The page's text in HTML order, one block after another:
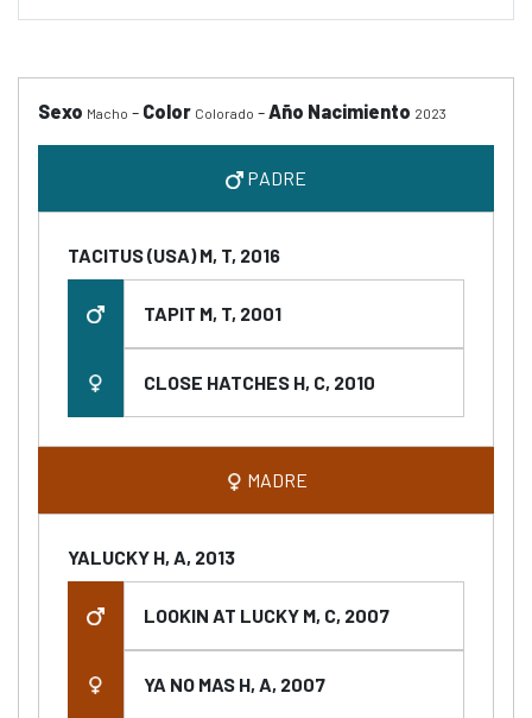
Sexo Macho - Color Colorado -Año Nacimiento 2023
PADRE
TACITUS (USA) M, T, 2016
TAPIT M, T, 2001
CLOSE HATCHES H, C, 2010
MADRE
YALUCKY H, A, 2013
LOOKIN AT LUCKY M, C, 2007
YA NO MAS H, A, 2007